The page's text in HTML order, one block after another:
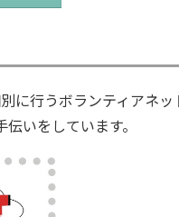
に行うボランティアネッ
いをしています。